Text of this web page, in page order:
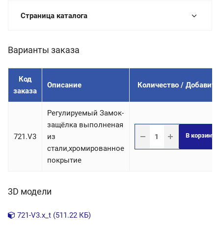
Страница каталога
Варианты заказа
Код
заказа
Описание Количество / Добавить
721.V3
Регулируемый Замок-
защёлка выполненая
из
стали,хромированное
покрытие
В корзину
3D модели
721-V3.x_t (511.22 КБ)